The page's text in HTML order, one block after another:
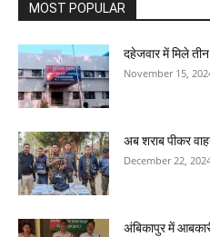
MOST POPULAR
दहेजवार में मिले
November 15,
अब शराब पीकर
December 22,
अंबिकापुर में